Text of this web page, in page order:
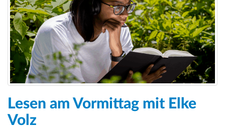
Lesen am Vormittag mit Elke
Volz